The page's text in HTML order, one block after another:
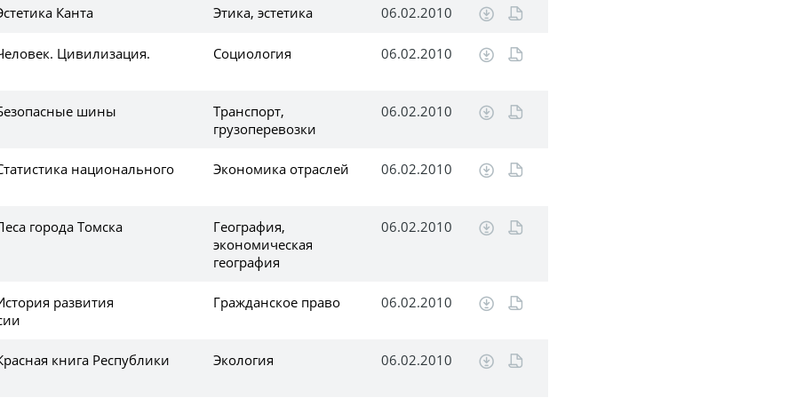
Канта Этика, эстетика 06.02.2010
Цивилизация. Социология 06.02.2010
шины
Транспорт,
грузоперевозки
06.02.2010
национального Экономика отраслей 06.02.2010
города Томска
География,
экономическая
география
06.02.2010
развития
Гражданское право 06.02.2010
книга Республики Экология 06.02.2010